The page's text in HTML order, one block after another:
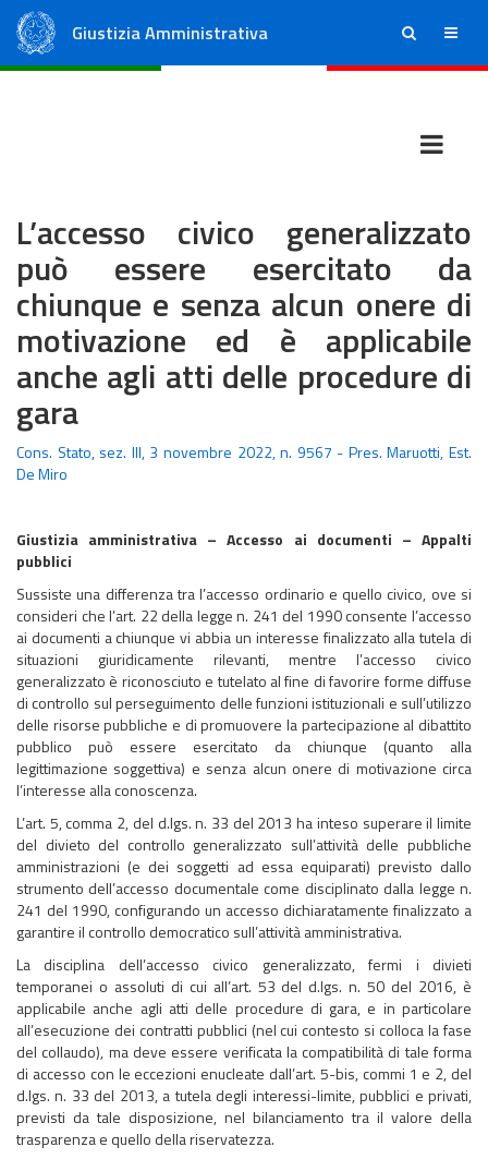
Giustizia Amministrativa ricerca menu
L’accesso civico generalizzato
può essere esercitato da
chiunque e senza alcun onere di
motivazione ed è applicabile
anche agli atti delle procedure di
gara
Cons. Stato, sez. III, 3 novembre 2022, n. 9567 - Pres. Maruotti, Est.
De Miro
Giustizia amministrativa – Accesso ai documenti – Appalti
pubblici
Sussiste una differenza tra l’accesso ordinario e quello civico, ove si
consideri che l’art. 22 della legge n. 241 del 1990 consente l’accesso
ai documenti a chiunque vi abbia un interesse finalizzato alla tutela di
situazioni giuridicamente rilevanti, mentre l’accesso civico
generalizzato è riconosciuto e tutelato al fine di favorire forme diffuse
di controllo sul perseguimento delle funzioni istituzionali e sull’utilizzo
delle risorse pubbliche e di promuovere la partecipazione al dibattito
pubblico può essere esercitato da chiunque (quanto alla
legittimazione soggettiva) e senza alcun onere di motivazione circa
l’interesse alla conoscenza.
L’art. 5, comma 2, del d.lgs. n. 33 del 2013 ha inteso superare il limite
del divieto del controllo generalizzato sull’attività delle pubbliche
amministrazioni (e dei soggetti ad essa equiparati) previsto dallo
strumento dell’accesso documentale come disciplinato dalla legge n.
241 del 1990, configurando un accesso dichiaratamente finalizzato a
garantire il controllo democratico sull’attività amministrativa.
La disciplina dell’accesso civico generalizzato, fermi i divieti
temporanei o assoluti di cui all’art. 53 del d.lgs. n. 50 del 2016, è
applicabile anche agli atti delle procedure di gara, e in particolare
all’esecuzione dei contratti pubblici (nel cui contesto si colloca la fase
del collaudo), ma deve essere verificata la compatibilità di tale forma
di accesso con le eccezioni enucleate dall’art. 5-bis, commi 1 e 2, del
d.lgs. n. 33 del 2013, a tutela degli interessi-limite, pubblici e privati,
previsti da tale disposizione, nel bilanciamento tra il valore della
trasparenza e quello della riservatezza.